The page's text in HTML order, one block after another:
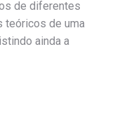
de diferentes
teóricos de uma
ainda a